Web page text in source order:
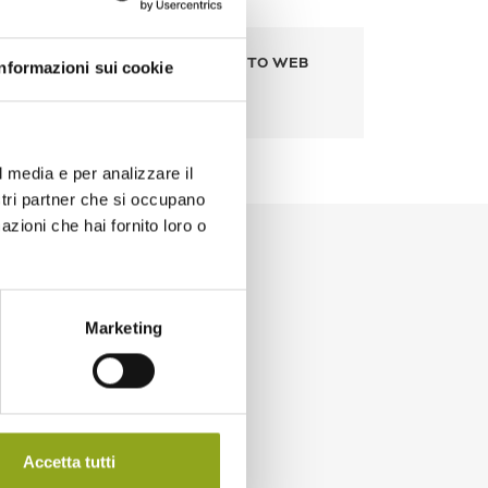
sui cookie
e per analizzare il
partner che si occupano
che hai fornito loro o
Marketing
Accetta tutti
SITO WEB
dell'ambiente,
dell'impatto
a vostra
sostenibile, sulla